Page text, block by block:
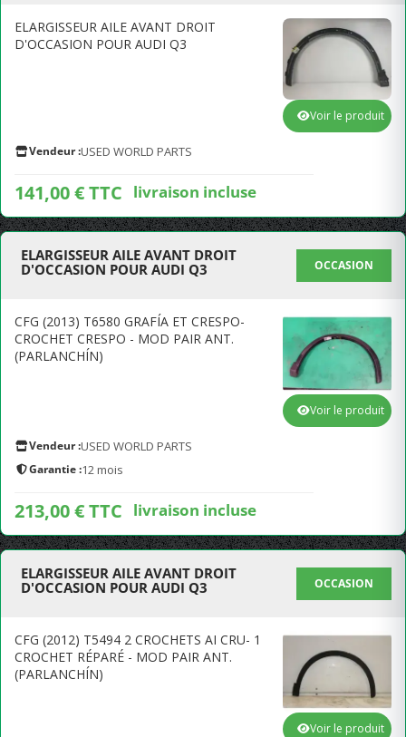
ELARGISSEUR AILE AVANT DROIT
D'OCCASION POUR AUDI Q3
Vendeur :USED WORLD PARTS
141,00 € TTC livraison incluse
Voir le produit
ELARGISSEUR AILE AVANT DROIT
D'OCCASION POUR AUDI Q3
OCCASION
CFG (2013) T6580 GRAFÍA ET CRESPO-
CROCHET CRESPO - MOD PAIR ANT.
(PARLANCHÍN)
Vendeur :USED WORLD PARTS
Garantie :12 mois
213,00 € TTC livraison incluse
Voir le produit
ELARGISSEUR AILE AVANT DROIT
D'OCCASION POUR AUDI Q3
OCCASION
CFG (2012) T5494 2 CROCHETS AI CRU- 1
CROCHET RÉPARÉ - MOD PAIR ANT.
(PARLANCHÍN)
Voir le produit